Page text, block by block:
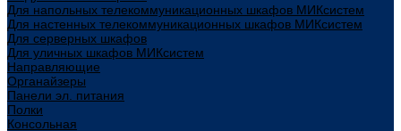
Для напольных телекоммуникационных шкафов МИКсистем
Для настенных телекоммуникационных шкафов МИКсистем
Для серверных шкафов
Для уличных шкафов МИКсистем
Направляющие
Органайзеры
Панели эл. питания
Полки
Консольная